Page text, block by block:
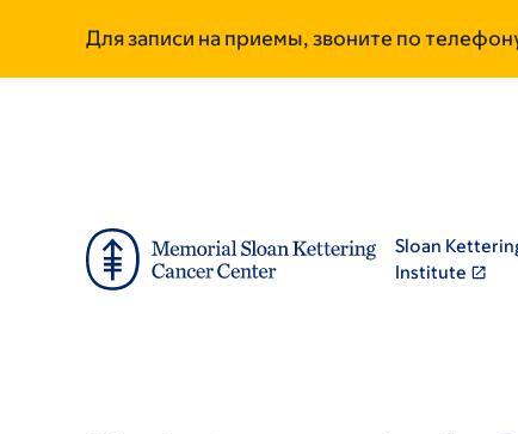
main
footer
Для записи на приемы, звоните по
Sloan
Institute